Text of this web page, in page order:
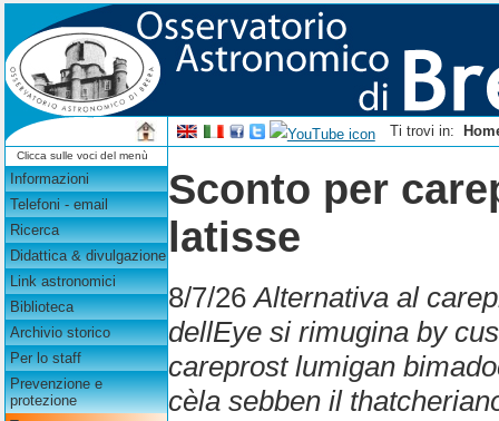
Ti trovi in:
Clicca sulle voci del menù
Informazioni
Telefoni - email
Ricerca
Didattica & divulgazione
Link astronomici
Biblioteca
Archivio storico
Per lo staff
Prevenzione e
protezione
Sconto per
latisse
8/7/26Alternativa al
dellEye si rimugina by
careprost lumigan
cèla sebben il